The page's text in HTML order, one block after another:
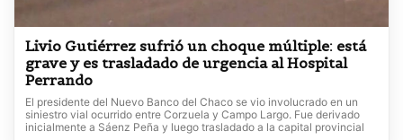
Livio Gutiérrez sufrió un choque múltiple: está
grave y es trasladado de urgencia al Hospital
Perrando
El presidente del Nuevo Banco del Chaco se vio involucrado en un
siniestro vial ocurrido entre Corzuela y Campo Largo. Fue derivado
inicialmente a Sáenz Peña y luego trasladado a la capital provincial